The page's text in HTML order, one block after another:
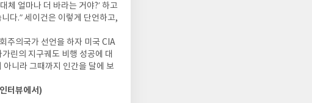
체 얼마나 더 바라는 거야?’ 하고
다.” 세이건은 이렇게 단언하고,
주의국가 선언을 하자 미국 CIA
린의 지구궤도 비행 성공에 대
니라 그때까지 인간을 달에 보
터뷰에서)